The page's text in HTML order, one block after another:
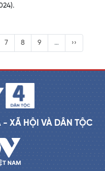
7 8 9 … ››
XÃ HỘI VÀ DÂN TỘC